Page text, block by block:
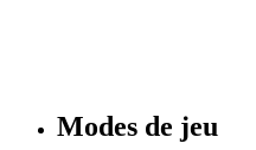
Modes de jeu